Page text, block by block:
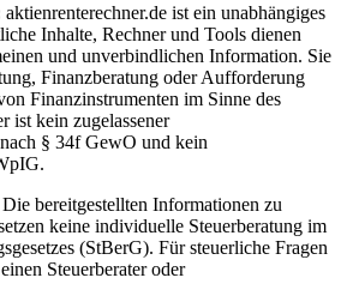
aktienrenterechner.de ist ein unabhängiges
Inhalte, Rechner und Tools dienen
und unverbindlichen Information. Sie
Finanzberatung oder Aufforderung
Finanzinstrumenten im Sinne des
ist kein zugelassener
§ 34f GewO und kein
Die bereitgestellten Informationen zu
keine individuelle Steuerberatung im
(StBerG). Für steuerliche Fragen
Steuerberater oder